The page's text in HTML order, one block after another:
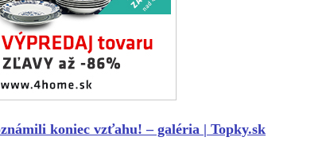
koniec vzťahu! – galéria | Topky.sk